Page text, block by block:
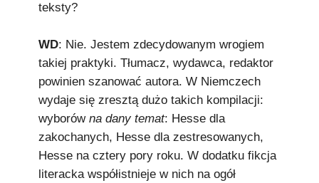
teksty?
WD: Nie. Jestem zdecydowanym wrogiem
takiej praktyki. Tłumacz, wydawca, redaktor
powinien szanować autora. W Niemczech
wydaje się zresztą dużo takich kompilacji:
wyborów na dany temat: Hesse dla
zakochanych, Hesse dla zestresowanych,
Hesse na cztery pory roku. W dodatku fikcja
literacka współistnieje w nich na ogół